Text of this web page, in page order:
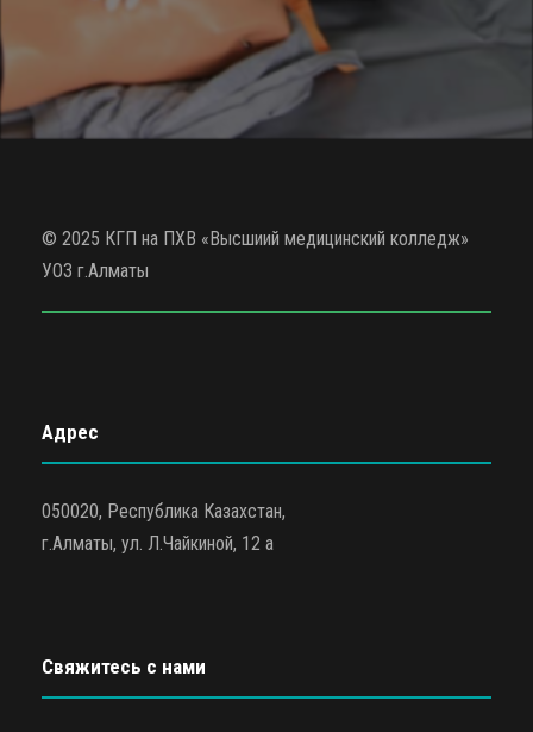
© 2025 КГП на ПХВ «Высшиий медицинский колледж»
УОЗ г.Алматы
Адрес
050020, Республика Казахстан,
г.Алматы, ул. Л.Чайкиной, 12 а
Свяжитесь с нами